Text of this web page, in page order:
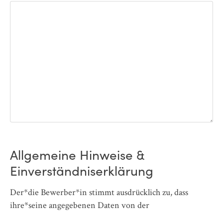
Allgemeine Hinweise &
Einverständniserklärung
Der*die Bewerber*in stimmt ausdrücklich zu, dass
ihre*seine angegebenen Daten von der